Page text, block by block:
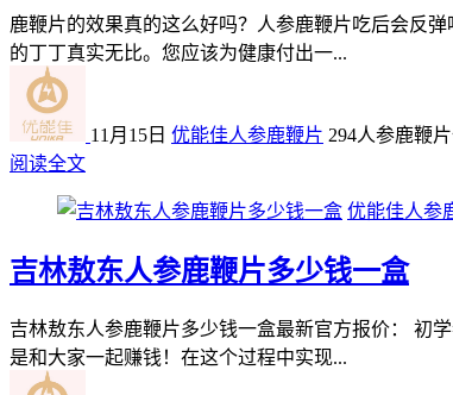
鹿鞭片的效果真的这么好吗？人参鹿鞭片吃后会反
的丁丁真实无比。您应该为健康付出一...
11月15日 优能佳人参鹿鞭片 294人参鹿鞭
阅读全文
优能佳人参
吉林敖东人参鹿鞭片多少钱一盒
吉林敖东人参鹿鞭片多少钱一盒最新官方报价： 初
是和大家一起赚钱！在这个过程中实现...